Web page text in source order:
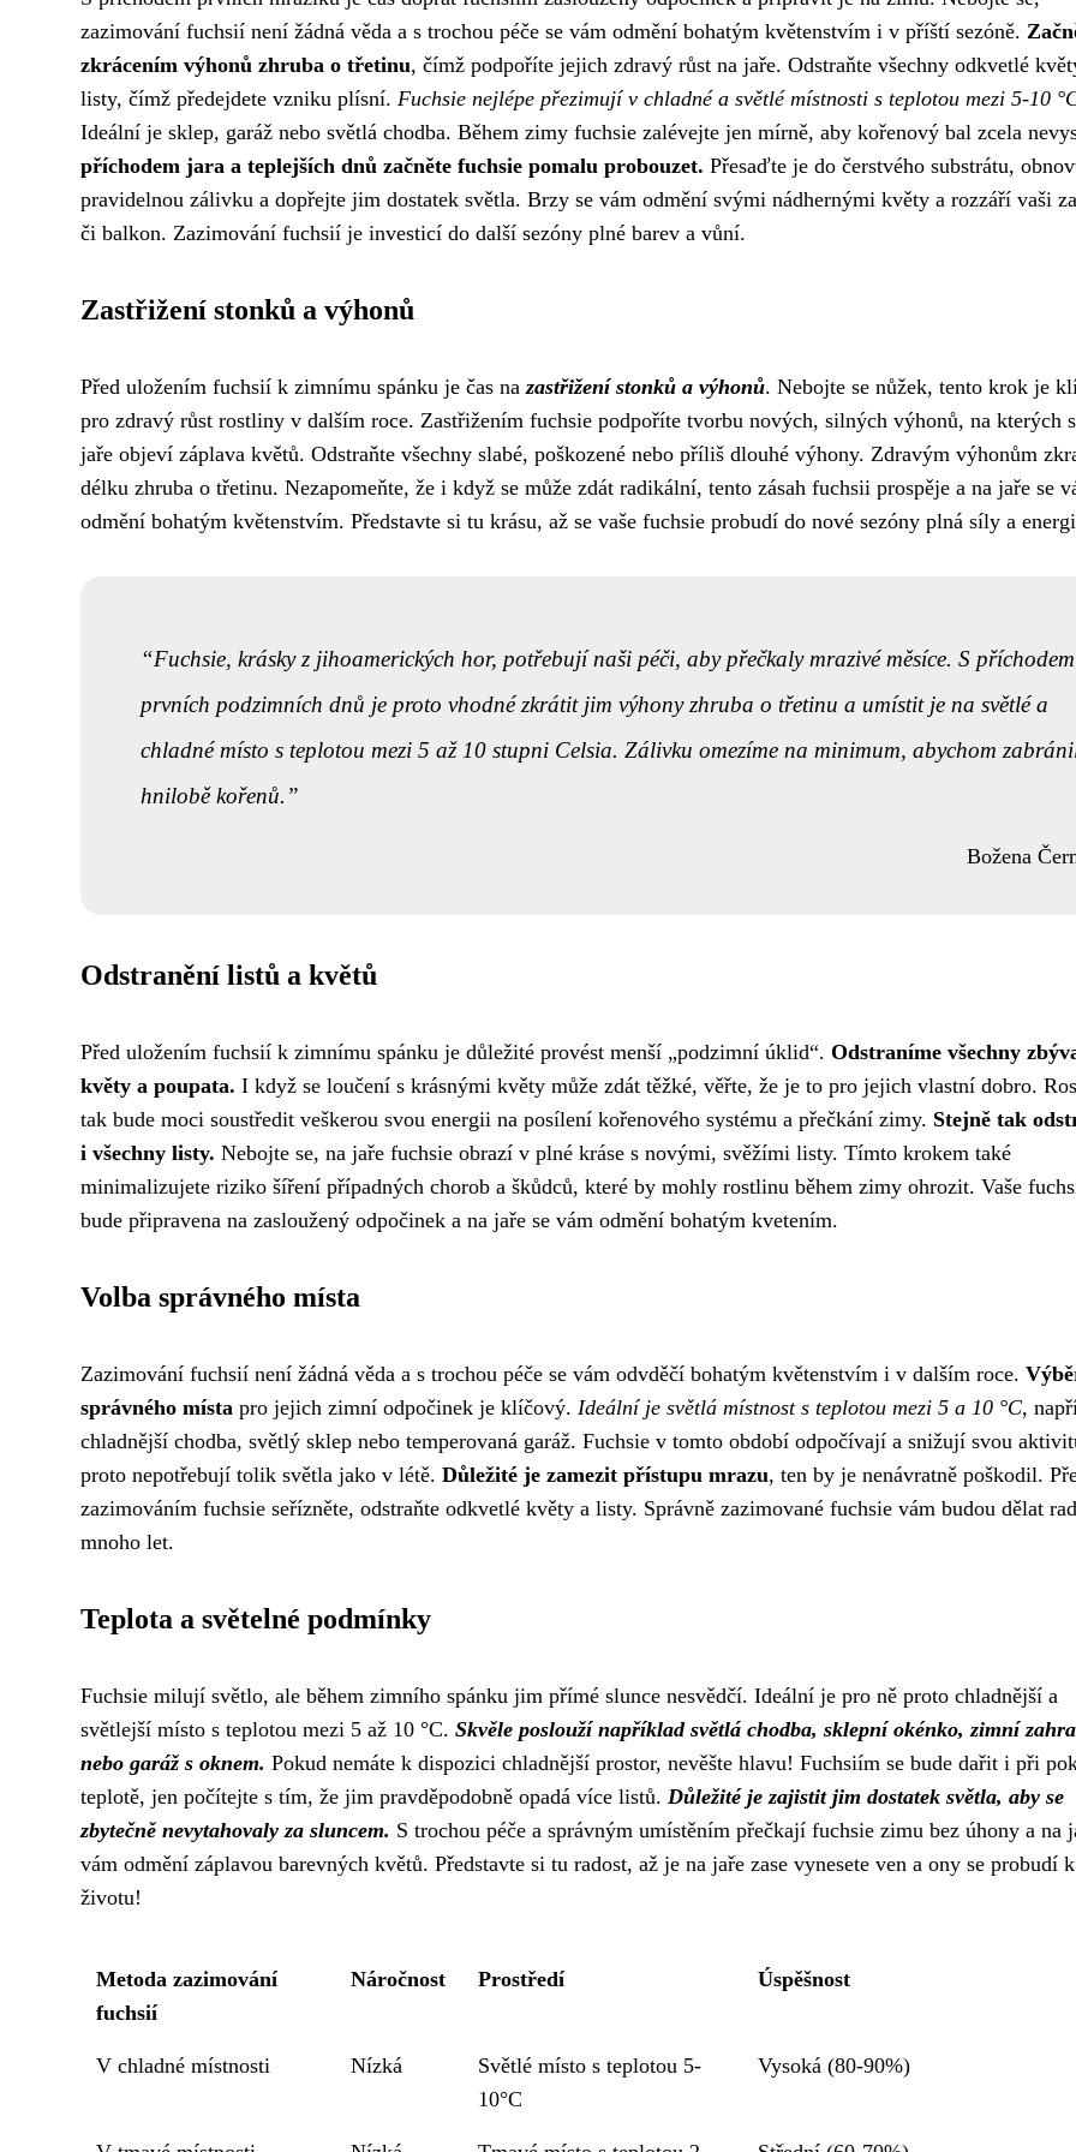
zazimování fuchsií není žádná věda a s trochou péče se vám odmění bohatým květenstvím i v příští sezóně.
zkrácením výhonů zhruba o třetinu, čímž podpoříte jejich zdravý růst na jaře. Odstraňte všechny odkvetlé
listy, čímž předejdete vzniku plísní. Fuchsie nejlépe přezimují v chladné a světlé místnosti s teplotou mezi 5-10
Ideální je sklep, garáž nebo světlá chodba. Během zimy fuchsie zalévejte jen mírně, aby kořenový bal zcela
příchodem jara a teplejších dnů začněte fuchsie pomalu probouzet. Přesaďte je do čerstvého substrátu,
pravidelnou zálivku a dopřejte jim dostatek světla. Brzy se vám odmění svými nádhernými květy a rozzáří vaši
či balkon. Zazimování fuchsií je investicí do další sezóny plné barev a vůní.
Zastřižení stonků a výhonů
Před uložením fuchsií k zimnímu spánku je čas nazastřižení stonků a výhonů. Nebojte se nůžek, tento krok je
pro zdravý růst rostliny v dalším roce. Zastřižením fuchsie podpoříte tvorbu nových, silných výhonů, na kterých
jaře objeví záplava květů. Odstraňte všechny slabé, poškozené nebo příliš dlouhé výhony. Zdravým výhonům
délku zhruba o třetinu. Nezapomeňte, že i když se může zdát radikální, tento zásah fuchsii prospěje a na jaře se
odmění bohatým květenstvím. Představte si tu krásu, až se vaše fuchsie probudí do nové sezóny plná síly a
Fuchsie, krásky z jihoamerických hor, potřebují naši péči, aby přečkaly mrazivé měsíce. S příchodem
prvních podzimních dnů je proto vhodné zkrátit jim výhony zhruba o třetinu a umístit je na světlé a
chladné místo s teplotou mezi 5 až 10 stupni Celsia. Zálivku omezíme na minimum, abychom
hnilobě kořenů.
Božena
Odstranění listů a květů
Před uložením fuchsií k zimnímu spánku je důležité provést menší „podzimní úklid“. Odstraníme všechny
květy a poupata. I když se loučení s krásnými květy může zdát těžké, věřte, že je to pro jejich vlastní dobro.
tak bude moci soustředit veškerou svou energii na posílení kořenového systému a přečkání zimy. Stejně tak
i všechny listy. Nebojte se, na jaře fuchsie obrazí v plné kráse s novými, svěžími listy. Tímto krokem také
minimalizujete riziko šíření případných chorob a škůdců, které by mohly rostlinu během zimy ohrozit. Vaše
bude připravena na zasloužený odpočinek a na jaře se vám odmění bohatým kvetením.
Volba správného místa
Zazimování fuchsií není žádná věda a s trochou péče se vám odvděčí bohatým květenstvím i v dalším roce.
správného místa pro jejich zimní odpočinek je klíčový. Ideální je světlá místnost s teplotou mezi 5 a 10 °C,
chladnější chodba, světlý sklep nebo temperovaná garáž. Fuchsie v tomto období odpočívají a snižují svou
proto nepotřebují tolik světla jako v létě. Důležité je zamezit přístupu mrazu, ten by je nenávratně poškodil.
zazimováním fuchsie seřízněte, odstraňte odkvetlé květy a listy. Správně zazimované fuchsie vám budou dělat
mnoho let.
Teplota a světelné podmínky
Fuchsie milují světlo, ale během zimního spánku jim přímé slunce nesvědčí. Ideální je pro ně proto chladnější a
světlejší místo s teplotou mezi 5 až 10 °C. Skvěle poslouží například světlá chodba, sklepní okénko, zimní
nebo garáž s oknem. Pokud nemáte k dispozici chladnější prostor, nevěšte hlavu! Fuchsiím se bude dařit i při
teplotě, jen počítejte s tím, že jim pravděpodobně opadá více listů. Důležité je zajistit jim dostatek světla, aby se
zbytečně nevytahovaly za sluncem. S trochou péče a správným umístěním přečkají fuchsie zimu bez úhony a na
vám odmění záplavou barevných květů. Představte si tu radost, až je na jaře zase vynesete ven a ony se probudí k
životu!
Metoda zazimování
fuchsií
Náročnost Prostředí Úspěšnost
V chladné místnosti Nízká
Světlé místo s teplotou 5-
10°C
Vysoká (80-90%)